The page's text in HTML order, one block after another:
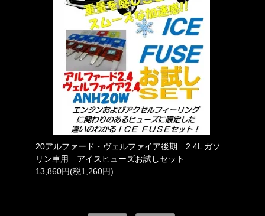
20アルファード・ヴェルファイア後期 2.4L ガソ
リン車用 アイスヒューズお試しセット
13,860円(税1,260円)